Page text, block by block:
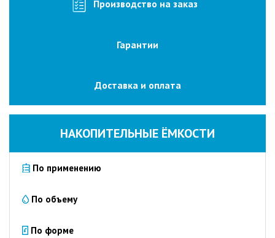
Очистка
вод
Производство на заказ
Гарантии
Доставка и оплата
НАКОПИТЕЛЬНЫЕ ЁМКОСТИ
По применению
По объему
По форме